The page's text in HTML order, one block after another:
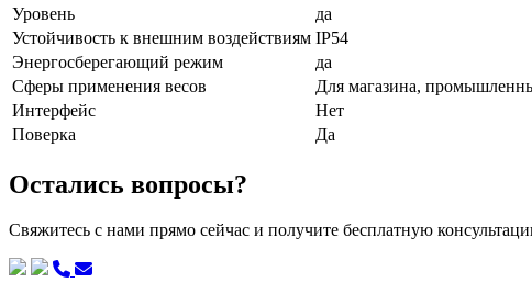
Уровень
да
Устойчивость к внешним воздействиям IP54
Энергосберегающий режим
да
Сферы применения весов
Для магазина,
Интерфейс
Нет
Поверка
Да
Остались вопросы?
Свяжитесь с нами прямо сейчас и получите бесплатную